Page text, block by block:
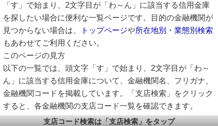
「す」で始まり、2文字目が「わ～ん」に該当する信用金庫
を探したい場合に便利な一覧ページです。目的の金融機関が
見つからない場合は、
トップページや所在地別・業態別検索
もあわせてご利用ください。
このページの見方
以下の一覧では、頭文字「す」で始まり、2文字目が「わ～
ん」に該当する信用金庫について、金融機関名、フリガナ、
金融機関コードを掲載しています。「支店検索」をクリック
すると、各金融機関の支店コード一覧を確認できます。
支店コード検索は「支店検索」をタップ